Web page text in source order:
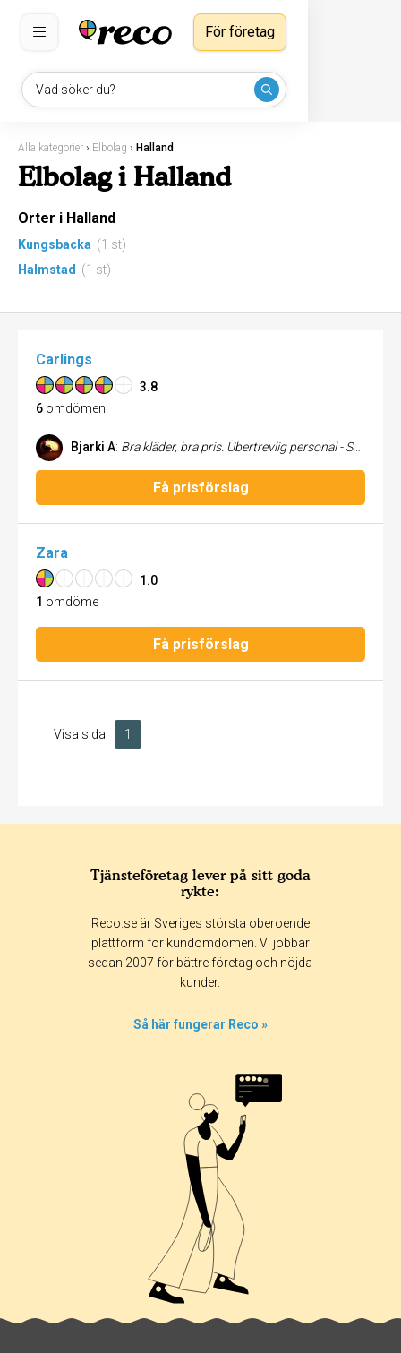
Vad söker du?
För företag
Alla kategorier › Elbolag › Halland
Elbolag i Halland
Orter i Halland
Kungsbacka (1 st)
Halmstad
(1 st)
Carlings
3.8
6 omdömen
Bjarki A: Bra kläder, bra pris. Übertrevlig personal - Så ska det va!!! :)
Få prisförslag
Zara
1.0
1 omdöme
Få prisförslag
Visa sida: 1
Tjänsteföretag lever på sitt goda
rykte:
Reco.se är Sveriges största oberoende
plattform för kundomdömen. Vi jobbar
sedan 2007 för bättre företag och nöjda
kunder.
Så här fungerar Reco »